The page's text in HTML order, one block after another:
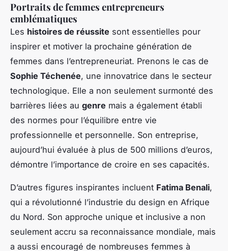
Portraits de femmes entrepreneurs
emblématiques
Les histoires de réussite sont essentielles pour
inspirer et motiver la prochaine génération de
femmes dans l’entrepreneuriat. Prenons le cas de
Sophie Téchenée, une innovatrice dans le secteur
technologique. Elle a non seulement surmonté des
barrières liées au genre mais a également établi
des normes pour l’équilibre entre vie
professionnelle et personnelle. Son entreprise,
aujourd’hui évaluée à plus de 500 millions d’euros,
démontre l’importance de croire en ses capacités.
D’autres figures inspirantes incluent Fatima Benali,
qui a révolutionné l’industrie du design en Afrique
du Nord. Son approche unique et inclusive a non
seulement accru sa reconnaissance mondiale, mais
a aussi encouragé de nombreuses femmes à